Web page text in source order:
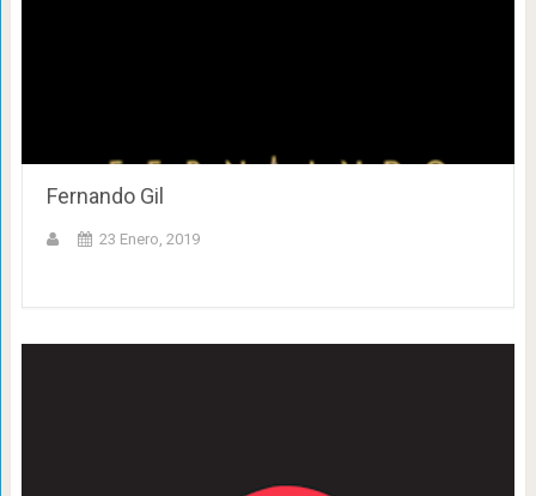
Fernando Gil
23 Enero, 2019